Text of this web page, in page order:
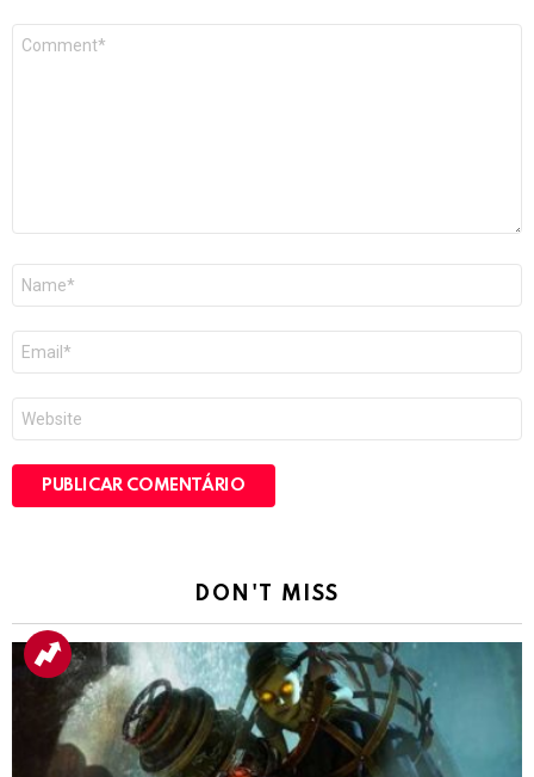
mail
*
DON'T MISS